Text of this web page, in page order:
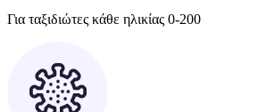
Για ταξιδιώτες κάθε ηλικίας 0-200